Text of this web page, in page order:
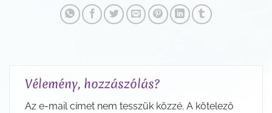
Vélemény, hozzászólás?
Az e-mail címet nem tesszük közzé. A kötelező